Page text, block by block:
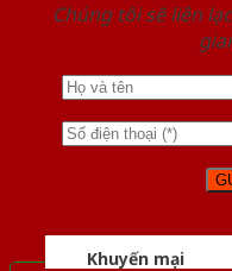
Chúng tôi sẽ liên
Khuyến mại